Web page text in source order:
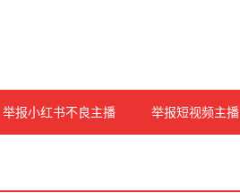
举报小红书不良主播 举报短视频主播